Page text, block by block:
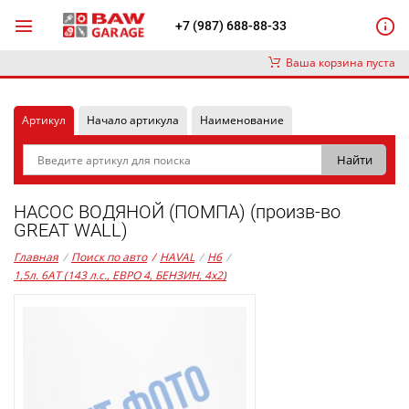
+7 (987) 688-88-33
Ваша корзина пуста
Артикул Начало артикула Наименование
НАСОС ВОДЯНОЙ (ПОМПА) (произв-во
GREAT WALL)
Главная / Поиск по авто / HAVAL / H6 /
1,5л. 6AT (143 л.с., ЕВРО 4, БЕНЗИН, 4x2)